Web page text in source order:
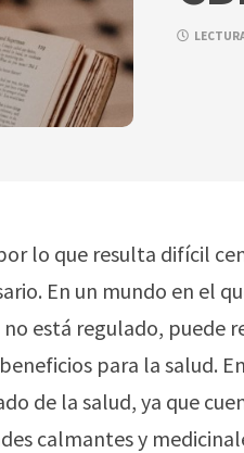
lo que resulta difícil
En un mundo en el
está regulado, puede
para la salud.
de la salud, ya que
calmantes y